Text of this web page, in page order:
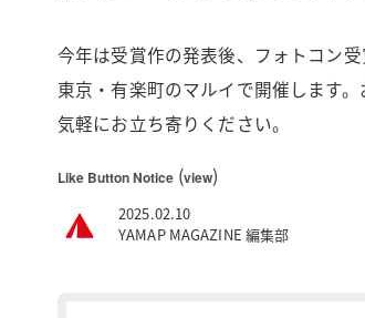
今年は受賞作の発表後、フォトコン
東京・有楽町のマルイで開催します
気軽にお立ち寄りください。
Like Button Notice (view)
2025.02.10
YAMAP MAGAZINE 編集部